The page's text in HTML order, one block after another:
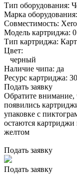
Тип оборудования:
Марка оборудования:
Совместимость:
Модель картриджа:
Тип картриджа:
Цвет:
черный
Наличие чипа: да
Ресурс картриджа:
Подать заявку
Обратите внимание,
появились
упаковке с
остаются
желтом
Подать заявку
Подать заявку